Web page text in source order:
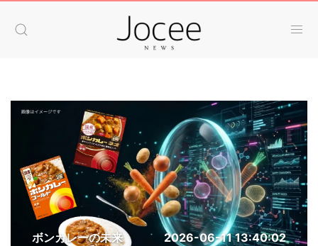
ボンカレーの未来 2026-06-11 13:40:02